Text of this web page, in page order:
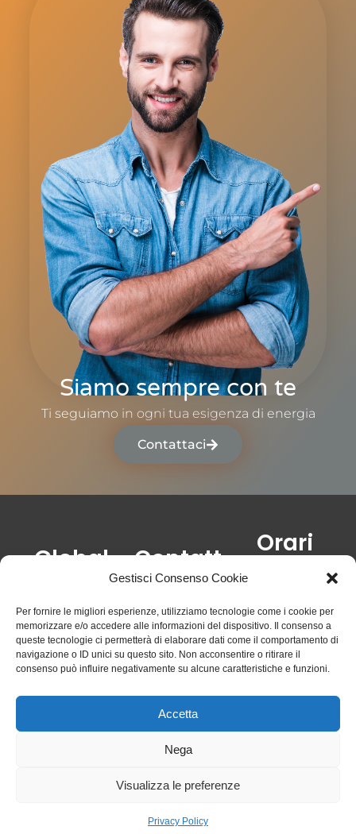
Gestisci Consenso Cookie
Per fornire le migliori esperienze, utilizziamo tecnologie come i cookie per
memorizzare e/o accedere alle informazioni del dispositivo. Il consenso a
queste tecnologie ci permetterà di elaborare dati come il comportamento di
navigazione o ID unici su questo sito. Non acconsentire o ritirare il
consenso può influire negativamente su alcune caratteristiche e funzioni.
Accetta
Nega
Visualizza le preferenze
Privacy Policy
Siamo sempre con te
Ti seguiamo in ogni tua esigenza di energia
Contattaci
Global
ignoto, 62/64
15121
Alessandria
(AL)
P.I:
Contatt
i
email:
globalgas.al@gmail.com
Orari
Sab: 8:30-12:30 /
15:30-19:00